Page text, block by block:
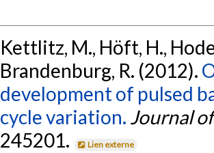
Kettlitz, M., Höft, H.,
Brandenburg, R. (2012).
development of pulsed
cycle variation. Journal
245201.
Lien externe